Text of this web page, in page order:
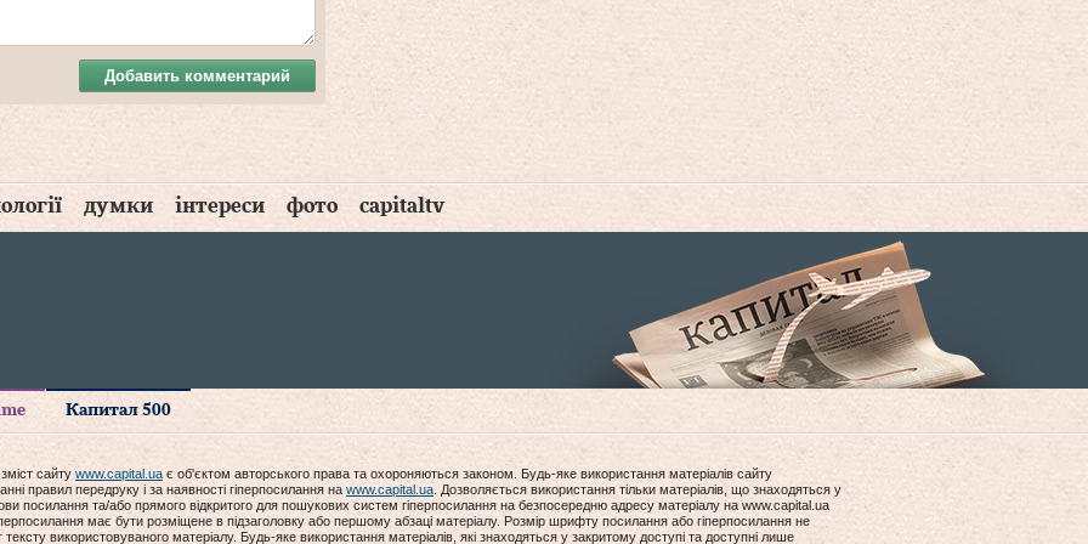
Добавить комментарий
думки інтереси фото capitaltv
Капитал 500
сайту www.capital.ua є об'єктом авторського права та охороняються законом. Будь-яке використання матеріалів сайту
правил передруку і за наявності гіперпосилання на www.capital.ua . Дозволяється використання тільки матеріалів, що знаходяться у
посилання та/або прямого відкритого для пошукових систем гіперпосилання на безпосередню адресу матеріалу на www.capital.ua
має бути розміщене в підзаголовку або першому абзаці матеріалу. Розмір шрифту посилання або гіперпосилання не
використовуваного матеріалу. Будь-яке використання матеріалів, які знаходяться у закритому доступі та доступні лише